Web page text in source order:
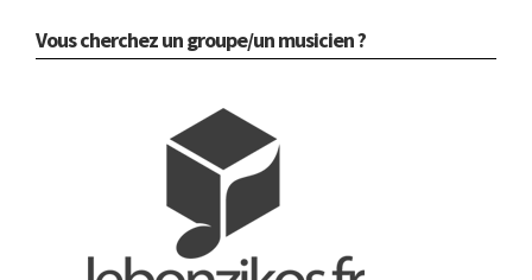
Vous cherchez un groupe/un musicien ?